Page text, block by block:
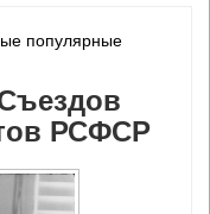
популярные
РСФСР